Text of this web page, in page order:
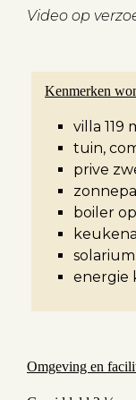
Video op
Kenmerken
villa 119
tuin,
prive
boiler
energie
Omgeving en